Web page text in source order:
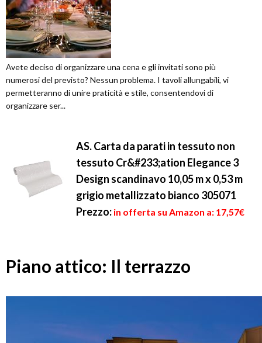
Avete deciso di organizzare una cena e gli invitati sono più
numerosi del previsto? Nessun problema. I tavoli allungabili, vi
permetteranno di unire praticità e stile, consentendovi di
organizzare ser...
AS. Carta da parati in tessuto non
tessuto Cr&#233;ation Elegance 3
Design scandinavo 10,05 m x 0,53 m
grigio metallizzato bianco 305071
Prezzo: in offerta su Amazon a: 17,57€
Piano attico: Il terrazzo